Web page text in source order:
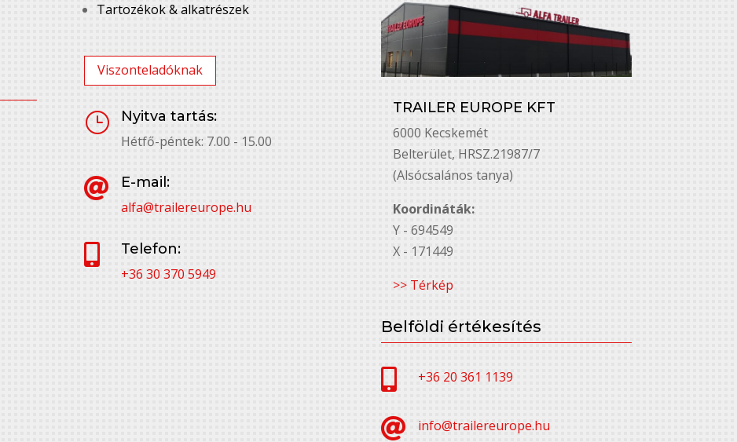
Tartozékok & alkatrészek
Viszonteladóknak
}
Nyitva tartás:
Hétfő-péntek: 7.00 - 15.00

E-mail:
alfa@trailereurope.hu

Telefon:
+36 30 370 5949
TRAILER EUROPE KFT
6000 Kecskemét
Belterület, HRSZ.21987/7
(Alsócsalános tanya)
Koordináták:
Y - 694549
X - 171449
>> Térkép
Belföldi értékesítés
 +36 20 361 1139
 info@trailereurope.hu